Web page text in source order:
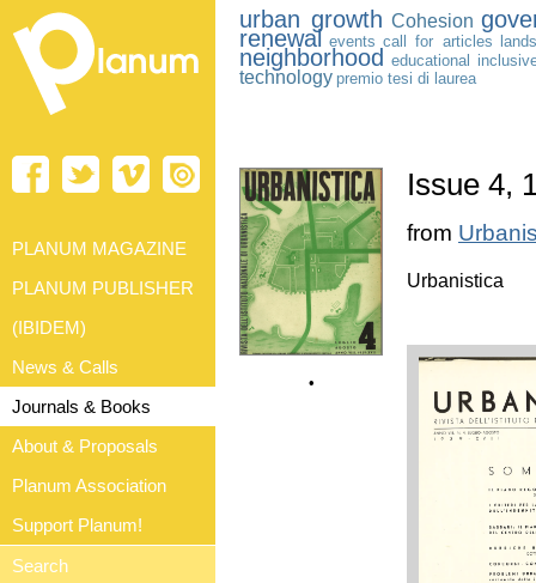
urban growth Cohesion
renewal events call for articles
neighborhood educational
technology premio tesi di laurea
•
Issue 4,
from
Urbanistica
PLANUM MAGAZINE
PLANUM PUBLISHER
(IBIDEM)
News & Calls
Journals & Books
About & Proposals
Planum Association
Support Planum!